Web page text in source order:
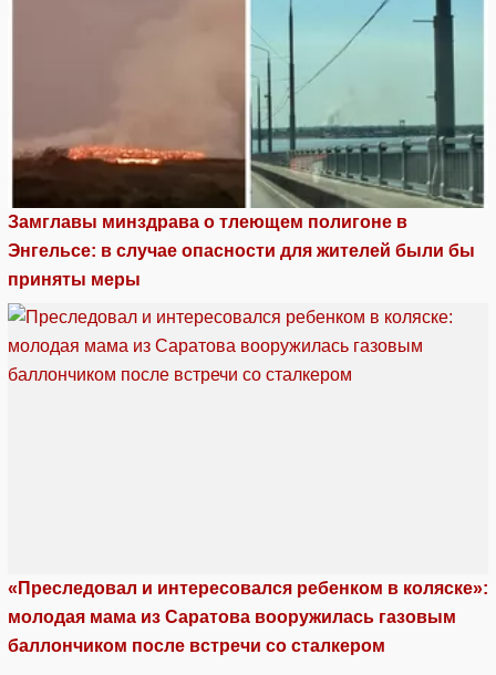
Замглавы минздрава о тлеющем полигоне в
Энгельсе: в случае опасности для жителей были бы
приняты меры
«Преследовал и интересовался ребенком в коляске»:
молодая мама из Саратова вооружилась газовым
баллончиком после встречи со сталкером